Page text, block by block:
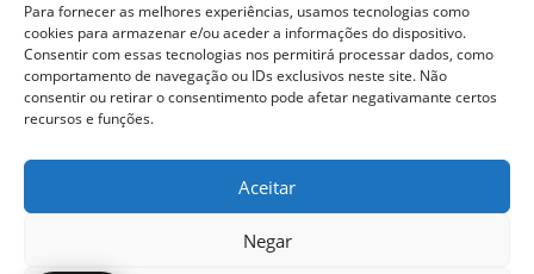
Para fornecer as melhores experiências, usamos tecnologias como
cookies para armazenar e/ou aceder a informações do dispositivo.
Consentir com essas tecnologias nos permitirá processar dados, como
comportamento de navegação ou IDs exclusivos neste site. Não
consentir ou retirar o consentimento pode afetar negativamante certos
recursos e funções.
Aceitar
Negar
Termos e Condições
Resolução de Litígios